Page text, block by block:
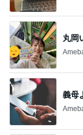
丸岡
義母